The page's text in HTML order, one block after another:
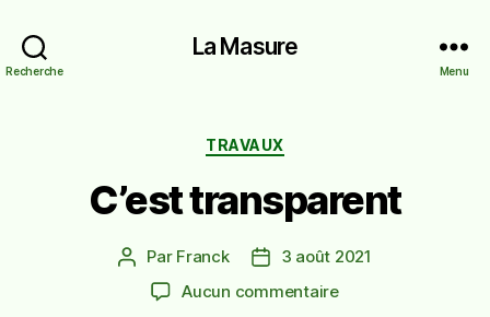
Recherche
La Masure
Menu
Catégories
TRAVAUX
C’est transparent
Auteur
l’article
Par Franck
Date3 août 2021
Aucun commentairesur